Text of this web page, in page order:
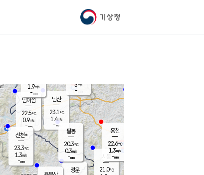
기상청
남이섬
22.5℃
0.9m/s
-mm
남산
23.1℃
1.4m/s
-mm
청운
팔봉
20.3℃
0.3m/s
-mm
1.9m/s
-mm
신천*
23.3℃
1.3m/s
-mm
시동
21.0℃
홍천
22.6℃
1.3m/s
-mm
3m/s
-mm